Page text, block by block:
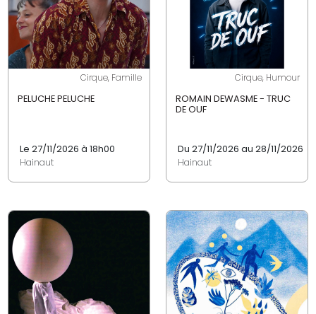
Cirque, Famille
PELUCHE PELUCHE
Le 27/11/2026 à 18h00
Hainaut
Cirque, Humour
ROMAIN DEWASME - TRUC
DE OUF
Du 27/11/2026 au 28/11/2026
Hainaut